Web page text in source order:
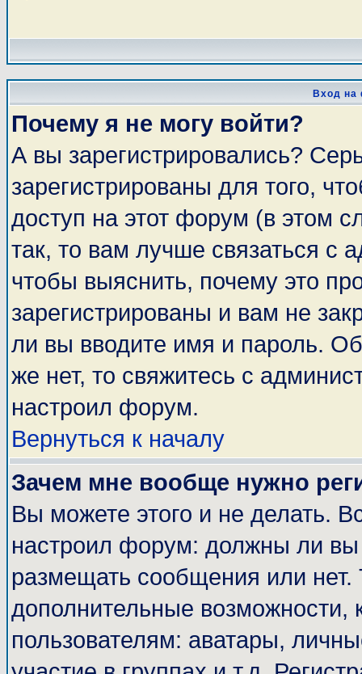
Вход на
Почему я не могу войти?
А вы зарегистрировались?
зарегистрированы для того,
доступ на этот форум (в этом
так, то вам лучше связаться с
чтобы выяснить, почему это
зарегистрированы и вам не
ли вы вводите имя и пароль.
же нет, то свяжитесь с
настроил форум.
Вернуться к началу
Зачем мне вообще нужно
Вы можете этого и не делать.
настроил форум: должны ли вы
размещать сообщения или
дополнительные
пользователям: аватары,